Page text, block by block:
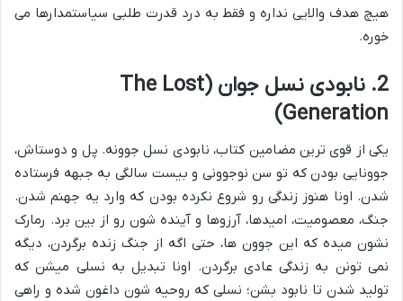
هیچ هدف والایی نداره و فقط به درد قدرت طلبی سیاستمدارها می
خوره.
2. نابودی نسل جوان (The Lost
Generation)
یکی از قوی ترین مضامین کتاب، نابودی نسل جوونه. پل و دوستاش،
جوونایی بودن که تو سن نوجوونی و بیست سالگی به جبهه فرستاده
شدن. اونا هنوز زندگی رو شروع نکرده بودن که وارد یه جهنم شدن.
جنگ، معصومیت، امیدها، آرزوها و آینده شون رو از بین برد. رمارک
نشون میده که این جوون ها، حتی اگه از جنگ زنده برگردن، دیگه
نمی تونن به زندگی عادی برگردن. اونا تبدیل به نسلی میشن که
تولید شدن تا نابود بشن؛ نسلی که روحیه شون داغون شده و راهی